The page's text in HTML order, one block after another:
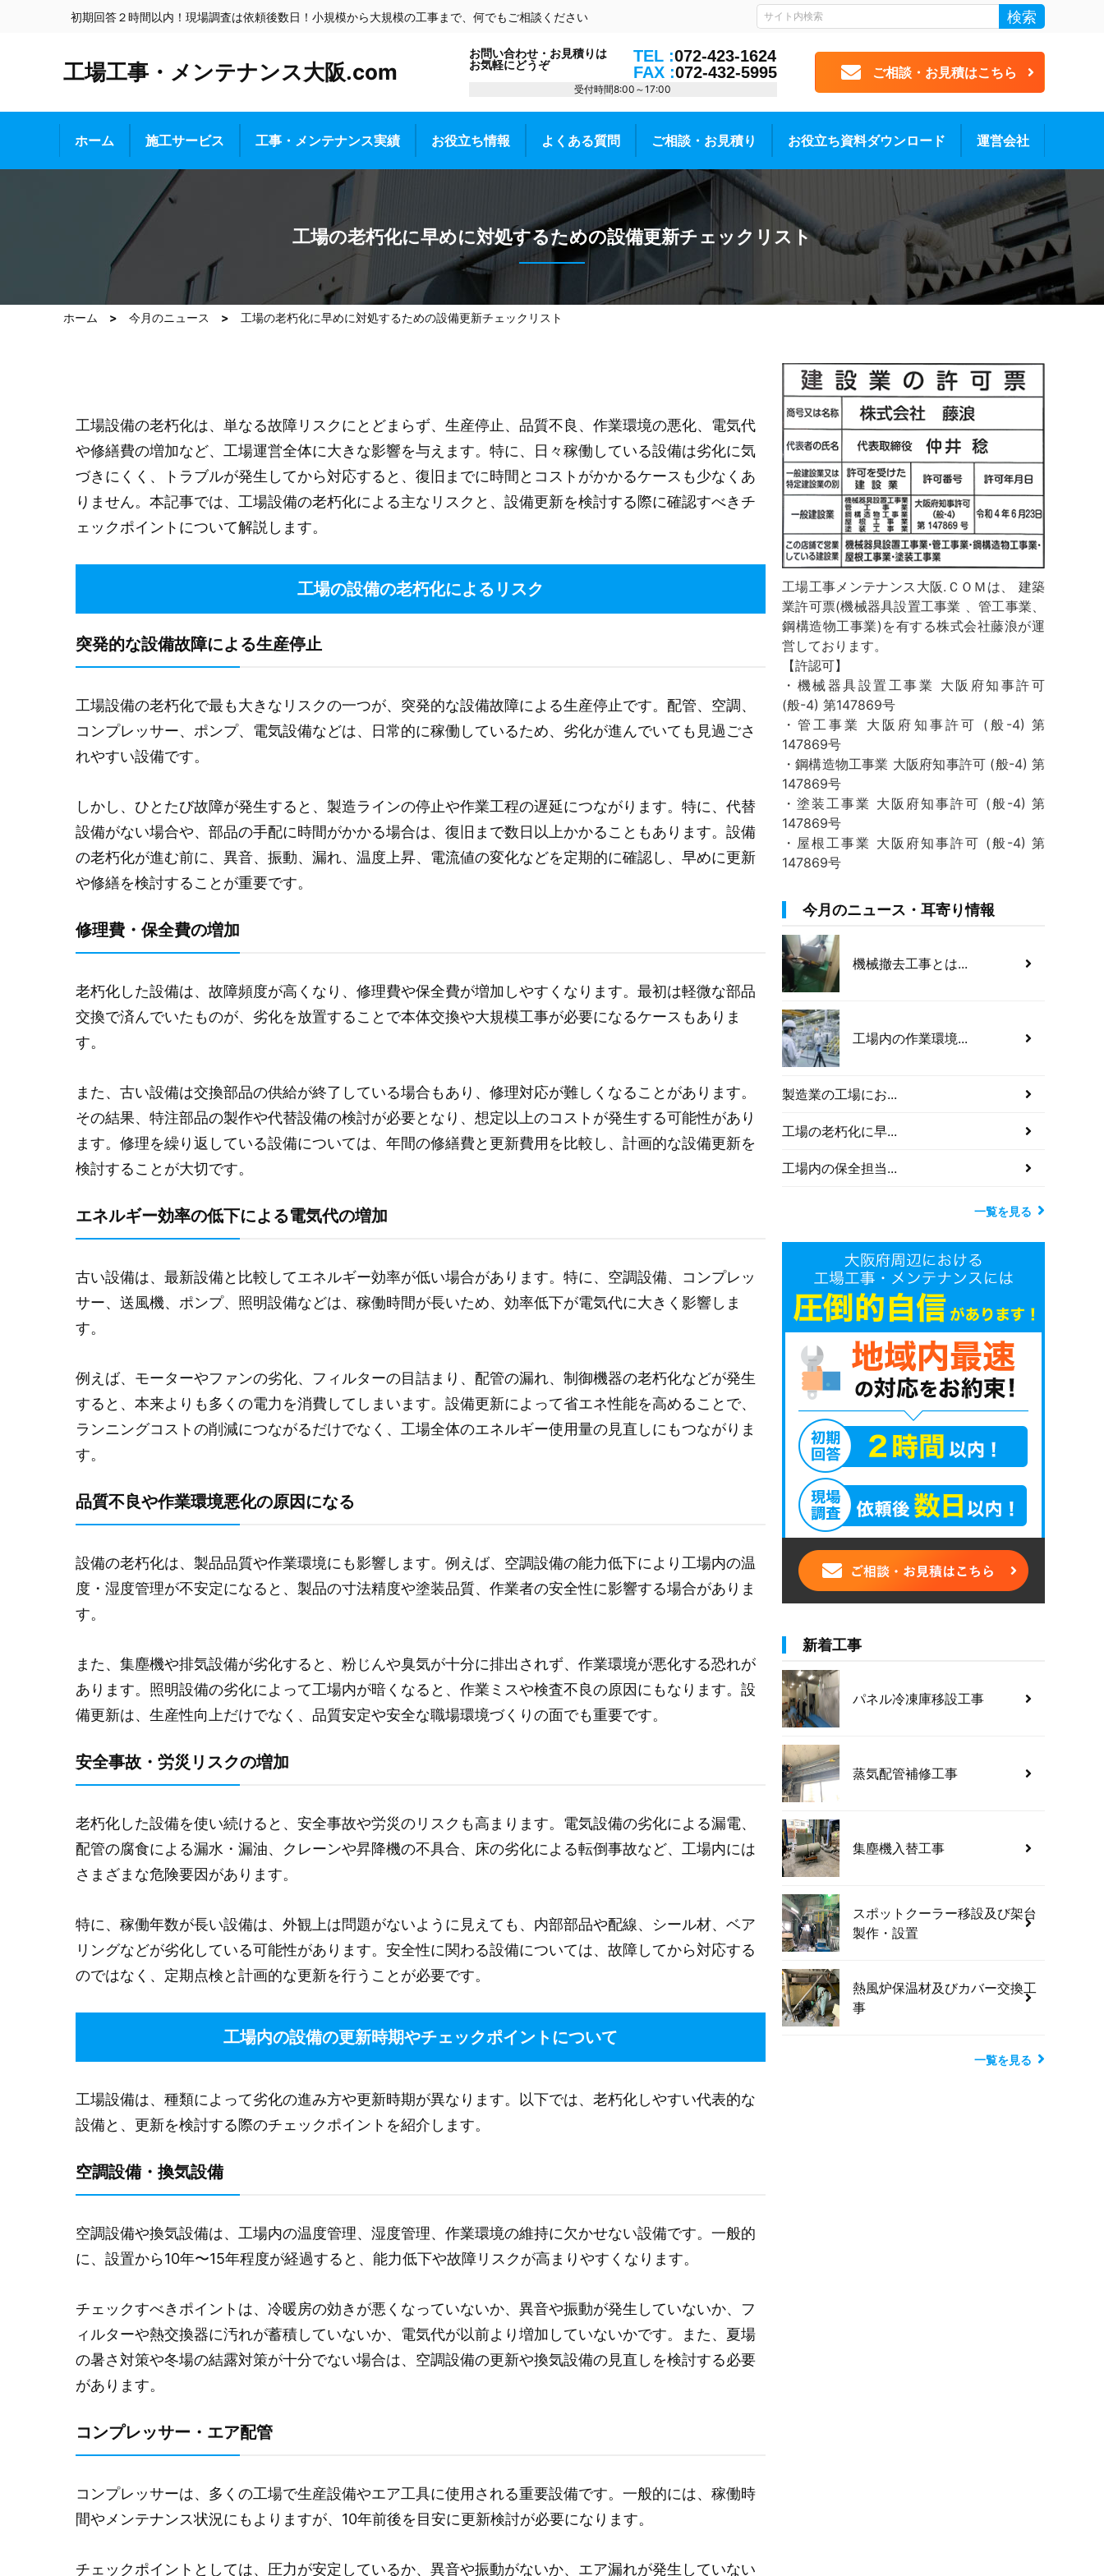
初期回答２時間以内！現場調査は依頼後数日！小規模から大規模の工事まで、何でもご相談ください 検索
工場工事・メンテナンス大阪.com
お問い合わせ・お見積りは
お気軽にどうぞ
TEL :072-423-1624
FAX :072-432-5995
受付時間8:00～17:00
ご相談・お見積はこちら
ホーム 施工サービス 工事・メンテナンス実績 お役立ち情報 よくある質問 ご相談・お見積り お役立ち資料ダウンロード 運営会社
工場の老朽化に早めに対処するための設備更新チェックリスト
ホーム 今月のニュース 工場の老朽化に早めに対処するための設備更新チェックリスト
工場設備の老朽化は、単なる故障リスクにとどまらず、生産停止、品質不良、作業環境の悪化、電気代
や修繕費の増加など、工場運営全体に大きな影響を与えます。特に、日々稼働している設備は劣化に気
づきにくく、トラブルが発生してから対応すると、復旧までに時間とコストがかかるケースも少なくあ
りません。本記事では、工場設備の老朽化による主なリスクと、設備更新を検討する際に確認すべきチ
ェックポイントについて解説します。
工場の設備の老朽化によるリスク
突発的な設備故障による生産停止
工場設備の老朽化で最も大きなリスクの一つが、突発的な設備故障による生産停止です。配管、空調、
コンプレッサー、ポンプ、電気設備などは、日常的に稼働しているため、劣化が進んでいても見過ごさ
れやすい設備です。
しかし、ひとたび故障が発生すると、製造ラインの停止や作業工程の遅延につながります。特に、代替
設備がない場合や、部品の手配に時間がかかる場合は、復旧まで数日以上かかることもあります。設備
の老朽化が進む前に、異音、振動、漏れ、温度上昇、電流値の変化などを定期的に確認し、早めに更新
や修繕を検討することが重要です。
修理費・保全費の増加
老朽化した設備は、故障頻度が高くなり、修理費や保全費が増加しやすくなります。最初は軽微な部品
交換で済んでいたものが、劣化を放置することで本体交換や大規模工事が必要になるケースもありま
す。
また、古い設備は交換部品の供給が終了している場合もあり、修理対応が難しくなることがあります。
その結果、特注部品の製作や代替設備の検討が必要となり、想定以上のコストが発生する可能性があり
ます。修理を繰り返している設備については、年間の修繕費と更新費用を比較し、計画的な設備更新を
検討することが大切です。
エネルギー効率の低下による電気代の増加
古い設備は、最新設備と比較してエネルギー効率が低い場合があります。特に、空調設備、コンプレッ
サー、送風機、ポンプ、照明設備などは、稼働時間が長いため、効率低下が電気代に大きく影響しま
す。
例えば、モーターやファンの劣化、フィルターの目詰まり、配管の漏れ、制御機器の老朽化などが発生
すると、本来よりも多くの電力を消費してしまいます。設備更新によって省エネ性能を高めることで、
ランニングコストの削減につながるだけでなく、工場全体のエネルギー使用量の見直しにもつながりま
す。
品質不良や作業環境悪化の原因になる
設備の老朽化は、製品品質や作業環境にも影響します。例えば、空調設備の能力低下により工場内の温
度・湿度管理が不安定になると、製品の寸法精度や塗装品質、作業者の安全性に影響する場合がありま
す。
また、集塵機や排気設備が劣化すると、粉じんや臭気が十分に排出されず、作業環境が悪化する恐れが
あります。照明設備の劣化によって工場内が暗くなると、作業ミスや検査不良の原因にもなります。設
備更新は、生産性向上だけでなく、品質安定や安全な職場環境づくりの面でも重要です。
安全事故・労災リスクの増加
老朽化した設備を使い続けると、安全事故や労災のリスクも高まります。電気設備の劣化による漏電、
配管の腐食による漏水・漏油、クレーンや昇降機の不具合、床の劣化による転倒事故など、工場内には
さまざまな危険要因があります。
特に、稼働年数が長い設備は、外観上は問題がないように見えても、内部部品や配線、シール材、ベア
リングなどが劣化している可能性があります。安全性に関わる設備については、故障してから対応する
のではなく、定期点検と計画的な更新を行うことが必要です。
工場内の設備の更新時期やチェックポイントについて
工場設備は、種類によって劣化の進み方や更新時期が異なります。以下では、老朽化しやすい代表的な
設備と、更新を検討する際のチェックポイントを紹介します。
空調設備・換気設備
空調設備や換気設備は、工場内の温度管理、湿度管理、作業環境の維持に欠かせない設備です。一般的
に、設置から10年〜15年程度が経過すると、能力低下や故障リスクが高まりやすくなります。
チェックすべきポイントは、冷暖房の効きが悪くなっていないか、異音や振動が発生していないか、フ
ィルターや熱交換器に汚れが蓄積していないか、電気代が以前より増加していないかです。また、夏場
の暑さ対策や冬場の結露対策が十分でない場合は、空調設備の更新や換気設備の見直しを検討する必要
があります。
コンプレッサー・エア配管
コンプレッサーは、多くの工場で生産設備やエア工具に使用される重要設備です。一般的には、稼働時
間やメンテナンス状況にもよりますが、10年前後を目安に更新検討が必要になります。
チェックポイントとしては、圧力が安定しているか、異音や振動がないか、エア漏れが発生していない
工場工事メンテナンス大阪.ＣＯＭは、 建築
業許可票(機械器具設置工事業 、管工事業、
鋼構造物工事業)を有する株式会社藤浪が運
営しております。
【許認可】
・機械器具設置工事業 大阪府知事許可
(般-4) 第147869号
・管工事業 大阪府知事許可 (般-4) 第
147869号
・鋼構造物工事業 大阪府知事許可 (般-4) 第
147869号
・塗装工事業 大阪府知事許可 (般-4) 第
147869号
・屋根工事業 大阪府知事許可 (般-4) 第
147869号
今月のニュース・耳寄り情報
機械撤去工事とは...
工場内の作業環境...
製造業の工場にお...
工場の老朽化に早...
工場内の保全担当...
一覧を見る
新着工事
パネル冷凍庫移設工事
蒸気配管補修工事
集塵機入替工事
スポットクーラー移設及び架台
製作・設置
熱風炉保温材及びカバー交換工
事
一覧を見る